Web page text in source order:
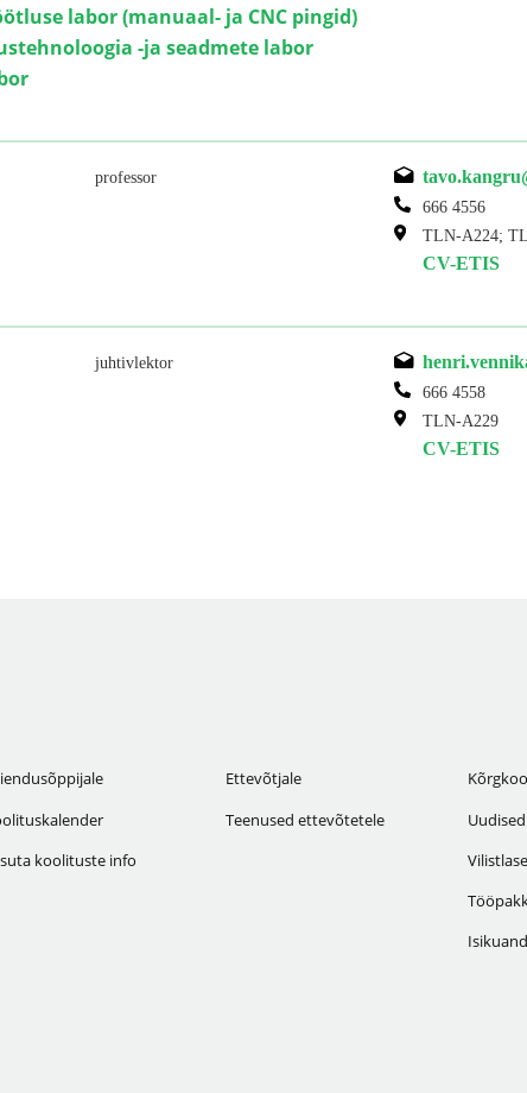
labor (manuaal- ja CNC pingid)
-ja seadmete labor
professor
666 4556
TLN-A224;
CV-ETIS
juhtivlektor
666 4558
TLN-A229
CV-ETIS
koolituste info
Ettevõtjale
Teenused ettevõtetele
Uudised